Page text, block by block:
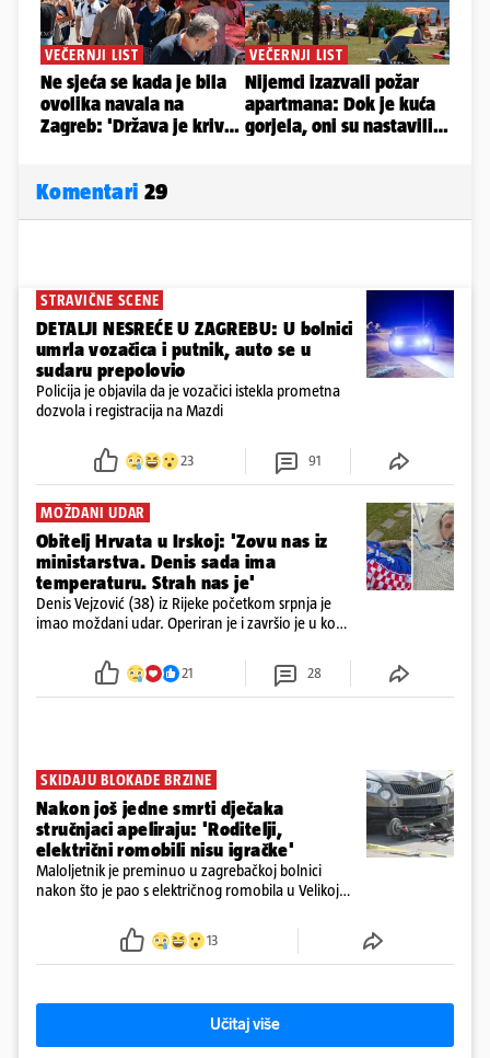
Komentari 29
STRAVIČNE SCENE
DETALJI NESREĆE U ZAGREBU: U bolnici
umrla vozačica i putnik, auto se u
sudaru prepolovio
Policija je objavila da je vozačici istekla prometna
dozvola i registracija na Mazdi
23 91
MOŽDANI UDAR
Obitelj Hrvata u Irskoj: 'Zovu nas iz
ministarstva. Denis sada ima
temperaturu. Strah nas je'
Denis Vejzović (38) iz Rijeke početkom srpnja je
imao moždani udar. Operiran je i završio je u komi.
tamošnji liječnici ne vjeruju u oporavak: 'Imamo
21 28
SKIDAJU BLOKADE BRZINE
Nakon još jedne smrti dječaka
stručnjaci apeliraju: 'Roditelji,
električni romobili nisu igračke'
Maloljetnik je preminuo u zagrebačkoj bolnici
nakon što je pao s električnog romobila u Velikoj
13
Učitaj više